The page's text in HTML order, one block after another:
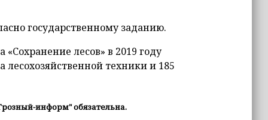
государственному заданию.
лесов» в 2019 году
техники и 185
информ" обязательна.